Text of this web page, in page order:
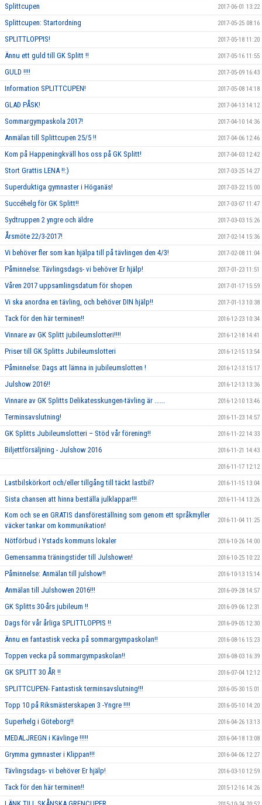
Splittcupen 2017-06-01 13:22
Splittcupen: Startordning 2017-05-25 08:16
SPLITTLOPPIS! 2017-05-18 11:20
Ännu ett guld till GK Splitt !! 2017-05-16 11:55
GULD !!!! 2017-05-09 16:43
Information SPLITTCUPEN! 2017-05-08 14:18
GLAD PÅSK! 2017-04-13 14:12
Sommargympaskola 2017! 2017-04-10 14:36
Anmälan till Splittcupen 25/5 !! 2017-04-06 12:46
Kom på Happeningkväll hos oss på GK Splitt! 2017-04-03 12:42
Stort Grattis LENA !!:) 2017-03-25 14:27
Superduktiga gymnaster i Höganäs! 2017-03-22 15:00
Succéhelg för GK Splitt!! 2017-03-07 11:47
Sydtruppen 2 yngre och äldre 2017-03-03 15:26
Årsmöte 22/3-2017! 2017-02-14 15:36
Vi behöver fler som kan hjälpa till på tävlingen den 4/3! 2017-02-08 11:04
Påminnelse: Tävlingsdags- vi behöver Er hjälp! 2017-01-23 11:51
Våren 2017 uppsamlingsdatum för shopen 2017-01-17 15:59
Vi ska anordna en tävling, och behöver DIN hjälp!! 2017-01-13 10:38
Tack för den här terminen!! 2016-12-23 10:34
Vinnare av GK Splitt jubileumslotteri!!!! 2016-12-18 14:41
Priser till GK Splitts Jubileumslotteri 2016-12-15 13:54
Påminnelse: Dags att lämna in jubileumslotten ! 2016-12-13 15:17
Julshow 2016!! 2016-12-13 13:36
Vinnare av GK Splitts Delikatesskungen-tävling är ...... 2016-12-10 13:46
Terminsavslutning! 2016-11-23 14:57
GK Splitts Jubileumslotteri – Stöd vår förening!! 2016-11-22 14:33
Biljettförsäljning - Julshow 2016 2016-11-21 14:43
2016-11-17 12:12
Lastbilskörkort och/eller tillgång till täckt lastbil? 2016-11-15 13:04
Sista chansen att hinna beställa julklappar!!! 2016-11-14 13:26
Kom och se en GRATIS dansföreställning som genom ett språkmyller
väcker tankar om kommunikation!
2016-11-04 11:25
Nötförbud i Ystads kommuns lokaler 2016-10-26 14:00
Gemensamma träningstider till Julshowen! 2016-10-25 10:22
Påminnelse: Anmälan till julshow!! 2016-10-13 15:14
Anmälan till Julshowen 2016!!! 2016-09-28 14:57
GK Splitts 30-års jubileum !! 2016-09-06 12:31
Dags för vår årliga SPLITTLOPPIS !! 2016-09-05 12:30
Ännu en fantastisk vecka på sommargympaskolan!! 2016-08-16 15:23
Toppen vecka på sommargympaskolan!! 2016-08-03 16:39
GK SPLITT 30 ÅR !! 2016-07-04 12:12
SPLITTCUPEN- Fantastisk terminsavslutning!!! 2016-05-30 15:01
Topp 10 på Riksmästerskapen 3 -Yngre !!!! 2016-05-10 14:20
Superhelg i Göteborg!! 2016-04-26 13:13
MEDALJREGN i Kävlinge !!!!! 2016-04-18 13:08
Grymma gymnaster i Klippan!!! 2016-04-06 12:27
Tävlingsdags- vi behöver Er hjälp! 2016-03-10 12:59
Tack för den här terminen!! 2015-12-16 14:26